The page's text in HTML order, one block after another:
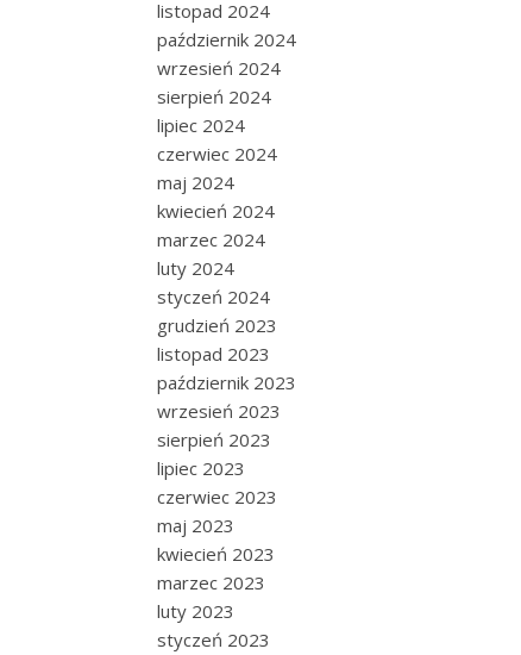
listopad 2024
październik 2024
wrzesień 2024
sierpień 2024
lipiec 2024
czerwiec 2024
maj 2024
kwiecień 2024
marzec 2024
luty 2024
styczeń 2024
grudzień 2023
listopad 2023
październik 2023
wrzesień 2023
sierpień 2023
lipiec 2023
czerwiec 2023
maj 2023
kwiecień 2023
marzec 2023
luty 2023
styczeń 2023